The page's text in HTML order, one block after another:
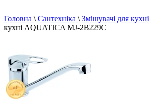
Головна \ Сантехніка \ Змішувачі для кухні
кухні AQUATICA MJ-2B229C